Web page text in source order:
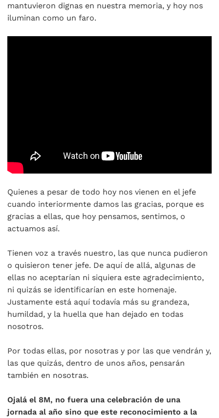
mantuvieron dignas en nuestra memoria, y hoy nos
iluminan como un faro.
Quienes a pesar de todo hoy nos vienen en el jefe
cuando interiormente damos las gracias, porque es
gracias a ellas, que hoy pensamos, sentimos, o
actuamos así.
Tienen voz a través nuestro, las que nunca pudieron
o quisieron tener jefe. De aquí de allá, algunas de
ellas no aceptarían ni siquiera este agradecimiento,
ni quizás se identificarían en este homenaje.
Justamente está aquí todavía más su grandeza,
humildad, y la huella que han dejado en todas
nosotros.
Por todas ellas, por nosotras y por las que vendrán y,
las que quizás, dentro de unos años, pensarán
también en nosotras.
Ojalá el 8M, no fuera una celebración de una
jornada al año sino que este reconocimiento a la